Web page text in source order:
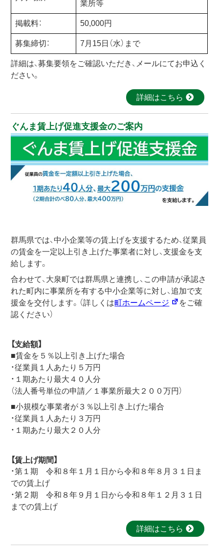
業所等
掲載料： 50,000円
募集締切： 7月15日（水）まで
詳細は、募集要領をご確認いただき、メールにてお申込く
ださい。
詳細はこちら
ぐんま賃上げ促進支援金のご案内
群馬県では、中小企業等の賃上げを支援するため、従業員
の賃金を一定以上引き上げた事業者に対し、支援金を支
給します。
合わせて、大泉町では群馬県と連携し、この申請が承認さ
れた町内に事業所を有する中小企業等に対し、追加で支
援金を交付します。（詳しくは町ホームページ
をご確
認ください）
【支給額】
■賃金を５％以上引き上げた場合
・従業員１人あたり５万円
・１期あたり最大４０人分
（法人番号単位の申請／１事業所最大２００万円）
■小規模な事業者が３％以上引き上げた場合
・従業員１人あたり３万円
・１期あたり最大２０人分
【賃上げ期間】
・第１期 令和８年１月１日から令和８年８月３１日ま
での賃上げ
・第２期 令和８年９月１日から令和８年１２月３１日
までの賃上げ
詳細はこちら